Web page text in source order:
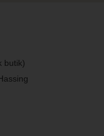
butik)